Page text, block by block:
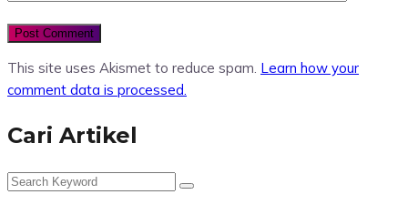
This site uses Akismet to reduce spam. Learn how your
comment data is processed.
Cari Artikel